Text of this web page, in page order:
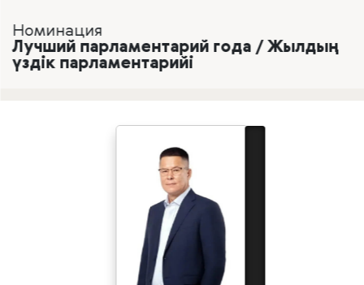
Номинация
Лучший парламентарий года / Жылдың
үздік парламентарийі